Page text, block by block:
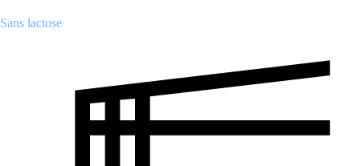
Sans lactose